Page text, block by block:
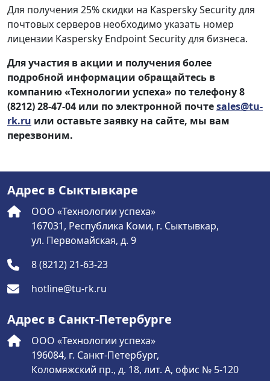
Для получения 25% скидки на Kaspersky Security для
почтовых серверов необходимо указать номер
лицензии Kaspersky Endpoint Security для бизнеса.
Для участия в акции и получения более
подробной информации обращайтесь в
компанию «Технологии успеха» по телефону8
(8212) 28-47-04 или по электронной почтеsales@tu-
rk.ru или оставьте заявку на сайте, мы вам
перезвоним.
Адрес в Сыктывкаре
ООО «Технологии успеха»
167031, Республика Коми, г. Сыктывкар,
ул. Первомайская, д. 9
8 (8212) 21-63-23
hotline@tu-rk.ru
Адрес в Санкт-Петербурге
ООО «Технологии успеха»
196084, г. Санкт-Петербург,
Коломяжский пр., д. 18, лит. А, офис № 5-120